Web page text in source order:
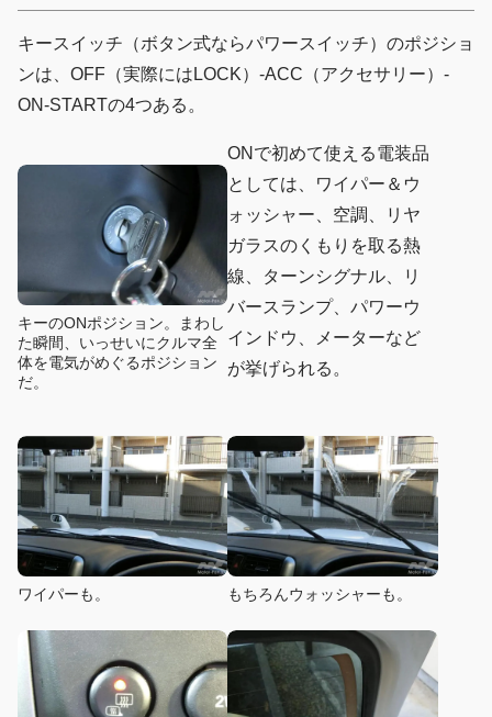
キースイッチ（ボタン式ならパワースイッチ）のポジショ
ンは、OFF（実際にはLOCK）-ACC（アクセサリー）-
ON-STARTの4つある。
キーのONポジション。まわし
た瞬間、いっせいにクルマ全
体を電気がめぐるポジション
だ。
ONで初めて使える電装品
としては、ワイパー＆ウ
ォッシャー、空調、リヤ
ガラスのくもりを取る熱
線、ターンシグナル、リ
バースランプ、パワーウ
インドウ、メーターなど
が挙げられる。
ワイパーも。 もちろんウォッシャーも。